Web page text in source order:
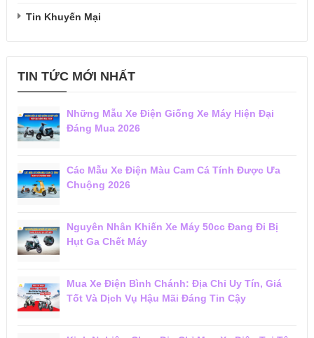
Tin Khuyến Mại
TIN TỨC MỚI NHẤT
Những Mẫu Xe Điện Giống Xe Máy Hiện Đại
Đáng Mua 2026
Các Mẫu Xe Điện Màu Cam Cá Tính Được Ưa
Chuộng 2026
Nguyên Nhân Khiến Xe Máy 50cc Đang Đi Bị
Hụt Ga Chết Máy
Mua Xe Điện Bình Chánh: Địa Chỉ Uy Tín, Giá
Tốt Và Dịch Vụ Hậu Mãi Đáng Tin Cậy